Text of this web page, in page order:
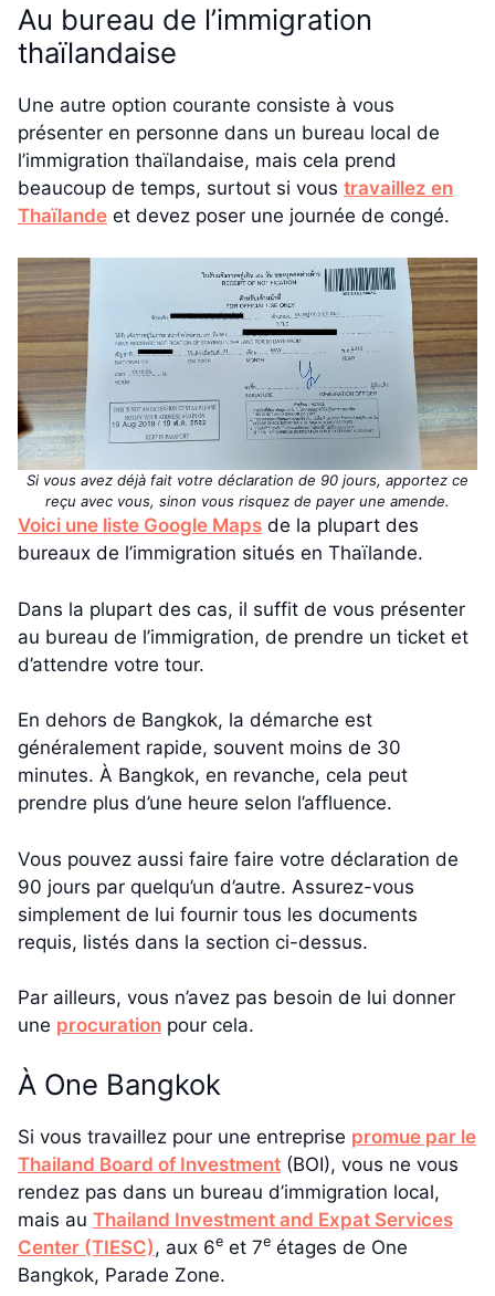
Au bureau de l’immigration
thaïlandaise
Une autre option courante consiste à vous
présenter en personne dans un bureau local de
l’immigration thaïlandaise, mais cela prend
beaucoup de temps, surtout si vous travaillez en
Thaïlande et devez poser une journée de congé.
Si vous avez déjà fait votre déclaration de 90 jours, apportez ce
reçu avec vous, sinon vous risquez de payer une amende.
Voici une liste Google Maps de la plupart des
bureaux de l’immigration situés en Thaïlande.
Dans la plupart des cas, il suffit de vous présenter
au bureau de l’immigration, de prendre un ticket et
d’attendre votre tour.
En dehors de Bangkok, la démarche est
généralement rapide, souvent moins de 30
minutes. À Bangkok, en revanche, cela peut
prendre plus d’une heure selon l’affluence.
Vous pouvez aussi faire faire votre déclaration de
90 jours par quelqu’un d’autre. Assurez-vous
simplement de lui fournir tous les documents
requis, listés dans la section ci-dessus.
Par ailleurs, vous n’avez pas besoin de lui donner
une procuration pour cela.
À One Bangkok
Si vous travaillez pour une entreprise promue par le
Thailand Board of Investment (BOI), vous ne vous
rendez pas dans un bureau d’immigration local,
mais au Thailand Investment and Expat Services
Center (TIESC), aux 6e et 7e étages de One
Bangkok, Parade Zone.